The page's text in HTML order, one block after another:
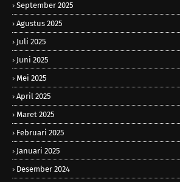
September 2025
Agustus 2025
Juli 2025
Juni 2025
Mei 2025
April 2025
Maret 2025
Februari 2025
Januari 2025
Desember 2024